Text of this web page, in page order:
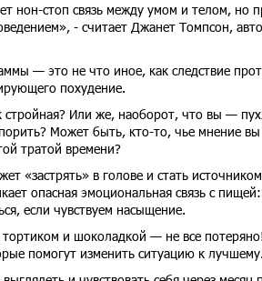
нон-стоп связь между умом и телом, но
- считает Джанет Томпсон,
— это не что иное, как следствие
похудение.
Или же, наоборот, что вы —
Может быть, кто-то, чье мнение
тратой времени?
«застрять» в голове и стать
опасная эмоциональная связь с
если чувствуем насыщение.
и шоколадкой — не все
помогут изменить ситуацию к лучшему.